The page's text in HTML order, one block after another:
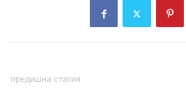
предишна статия